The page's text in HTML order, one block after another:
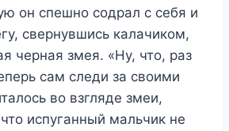
он спешно содрал с себя и
свернувшись калачиком,
черная змея. «Ну, что, раз
сам следи за своими
во взгляде змеи,
испуганный мальчик не